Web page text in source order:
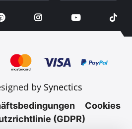
by Synectics
Cookies
(GDPR)